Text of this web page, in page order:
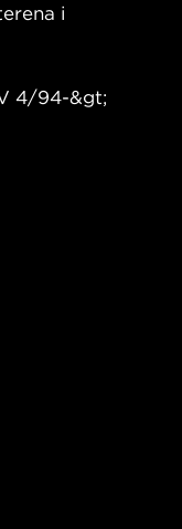
i
4/94-&gt;